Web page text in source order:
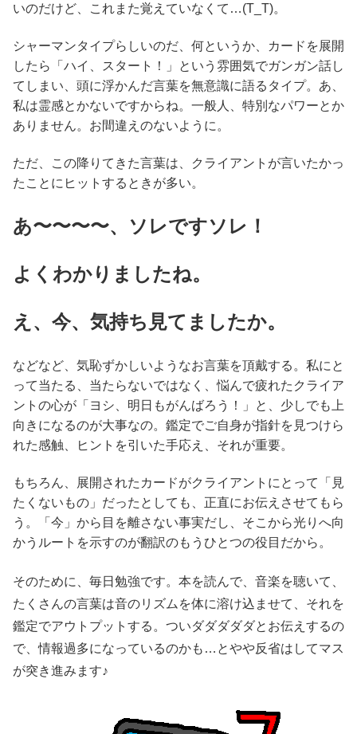
いのだけど、これまた覚えていなくて…(T_T)。
シャーマンタイプらしいのだ、何というか、カードを展開
したら「ハイ、スタート！」という雰囲気でガンガン話し
てしまい、頭に浮かんだ言葉を無意識に語るタイプ。あ、
私は霊感とかないですからね。一般人、特別なパワーとか
ありません。お間違えのないように。
ただ、この降りてきた言葉は、クライアントが言いたかっ
たことにヒットするときが多い。
あ〜〜〜〜、ソレですソレ！
よくわかりましたね。
え、今、気持ち見てましたか。
などなど、気恥ずかしいようなお言葉を頂戴する。私にと
って当たる、当たらないではなく、悩んで疲れたクライア
ントの心が「ヨシ、明日もがんばろう！」と、少しでも上
向きになるのが大事なの。鑑定でご自身が指針を見つけら
れた感触、ヒントを引いた手応え、それが重要。
もちろん、展開されたカードがクライアントにとって「見
たくないもの」だったとしても、正直にお伝えさせてもら
う。「今」から目を離さない事実だし、そこから光りへ向
かうルートを示すのが翻訳のもうひとつの役目だから。
そのために、毎日勉強です。本を読んで、音楽を聴いて、
たくさんの言葉は音のリズムを体に溶け込ませて、それを
鑑定でアウトプットする。ついダダダダダとお伝えするの
で、情報過多になっているのかも…とやや反省はしてマス
が突き進みます♪